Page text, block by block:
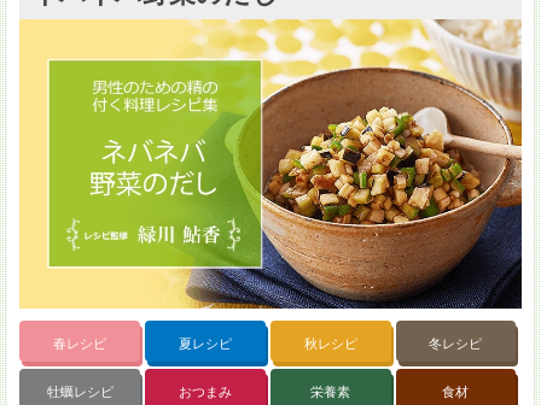
春レシピ 夏レシピ 秋レシピ 冬レシピ
牡蠣レシピ おつまみ 栄養素 食材